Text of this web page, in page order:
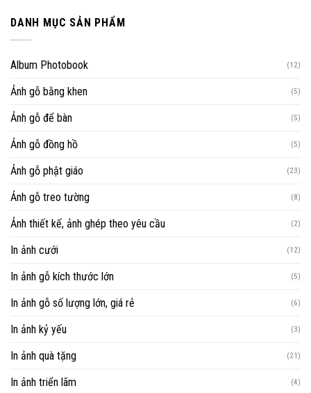
DANH MỤC SẢN PHẨM
Album Photobook (12)
Ảnh gỗ bằng khen (5)
Ảnh gỗ để bàn (5)
Ảnh gỗ đồng hồ (5)
Ảnh gỗ phật giáo (23)
Ảnh gỗ treo tường (8)
Ảnh thiết kế, ảnh ghép theo yêu cầu (2)
In ảnh cưới (12)
In ảnh gỗ kích thước lớn (5)
In ảnh gỗ số lượng lớn, giá rẻ (6)
In ảnh kỷ yếu (3)
In ảnh quà tặng (21)
In ảnh triển lãm (4)